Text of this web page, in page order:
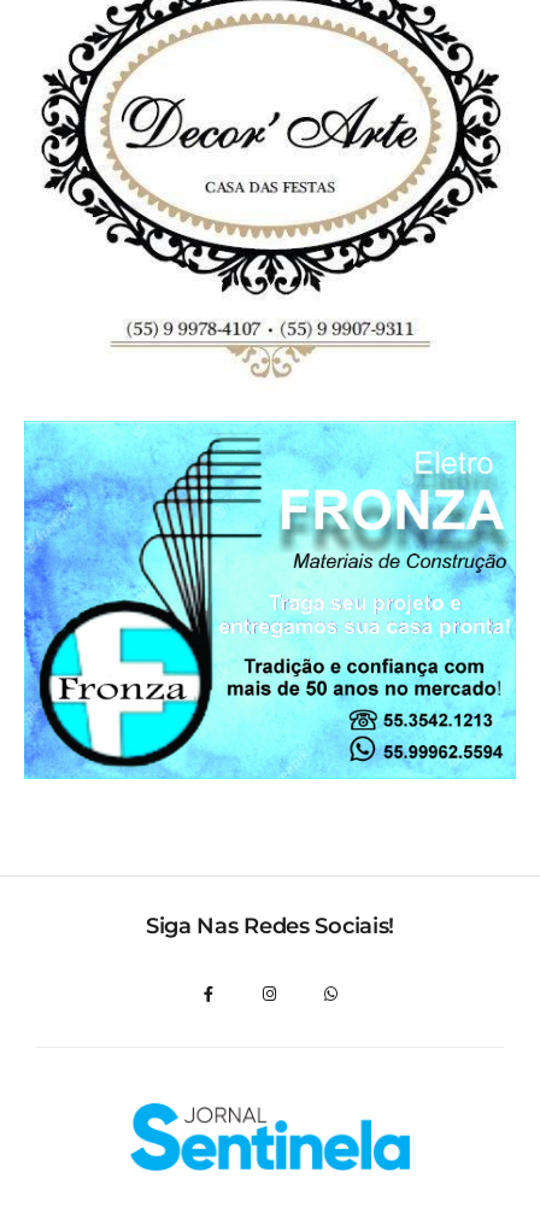
Siga Nas Redes Sociais!